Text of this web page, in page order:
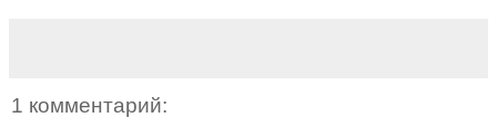
1 комментарий: